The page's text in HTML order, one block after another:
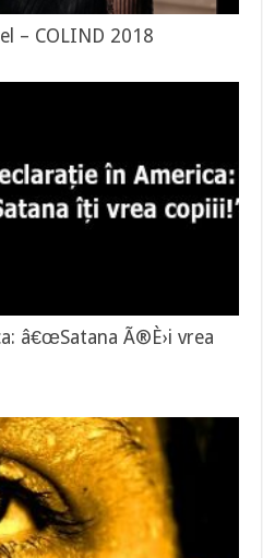
– COLIND 2018
â€œSatana Ã®È›i vrea